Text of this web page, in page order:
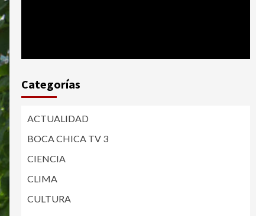
Categorías
ACTUALIDAD
BOCA CHICA TV 3
CIENCIA
CLIMA
CULTURA